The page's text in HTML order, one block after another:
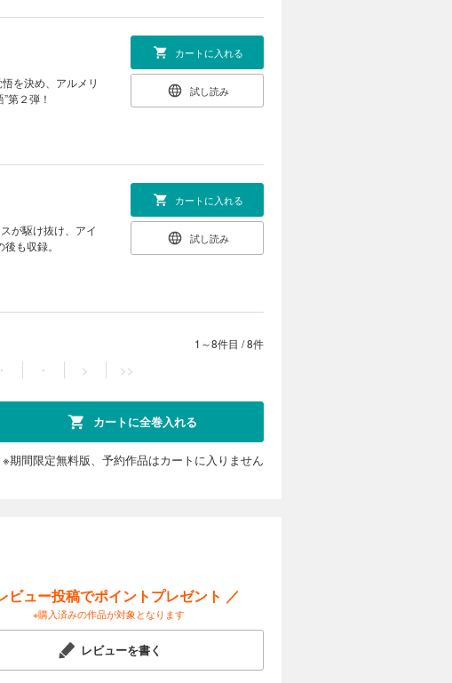
を決め、アルメリ
第２弾！
カートに入れる
試し読み
が駆け抜け、アイ
も収録。
カートに入れる
試し読み
1～8件目 /8件
・ ・ > >>
カートに全巻入れる
※期間限定無料版、予約作品はカートに入りません
ビュー投稿でポイントプレゼント ／
※購入済みの作品が対象となります
レビューを書く